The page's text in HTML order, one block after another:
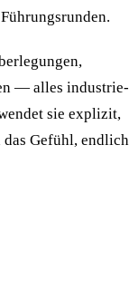
— alles industrie-
sie explizit,
Gefühl, endlich